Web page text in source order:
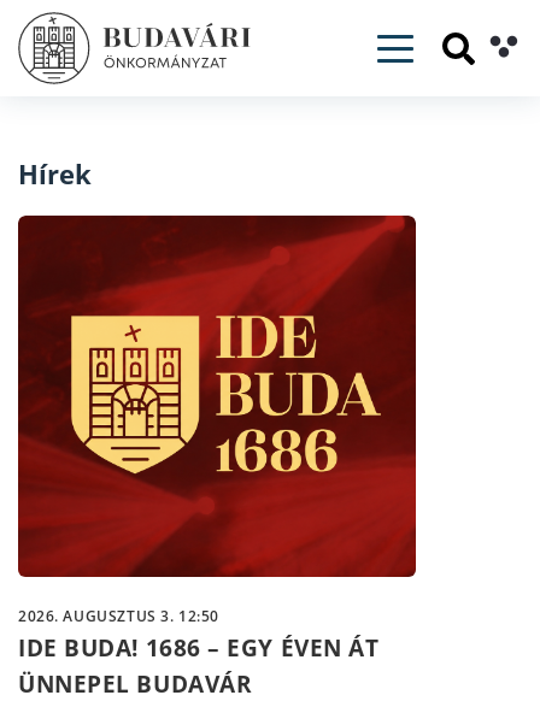
Toggle
Hírek
2026. AUGUSZTUS 3. 12:50
IDE BUDA! 1686 – EGY ÉVEN ÁT
ÜNNEPEL BUDAVÁR